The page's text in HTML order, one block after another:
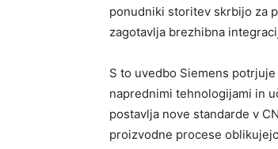
ponudniki storitev skrbijo za
zagotavlja brezhibna
S to uvedbo Siemens
naprednimi tehnologijami in
postavlja nove standarde v
proizvodne procese